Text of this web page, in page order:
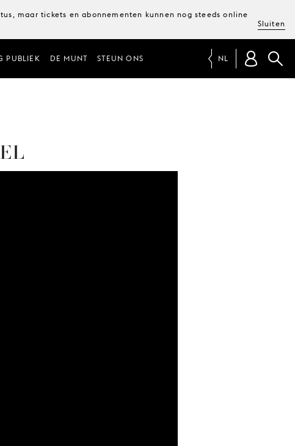
maar tickets en abonnementen kunnen nog steeds online
Sluiten
PUBLIEK DE MUNT STEUN ONS NL